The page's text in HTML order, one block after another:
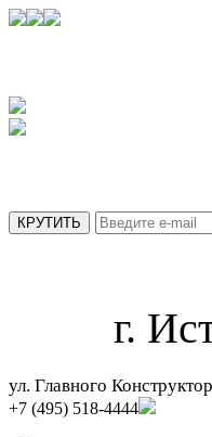
г.
ул. Главного
+7 (495) 518-4444